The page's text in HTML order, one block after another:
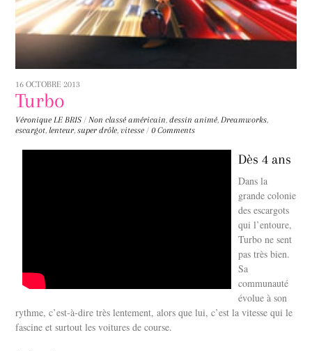
16 OCTOBRE 2013
Turbo
Véronique LE BRIS / Non classé américain,dessin animé, Dreamworks,
escargot,lenteur,super drôle,vitesse / 0 Comments
Dès 4 ans
Dans la
grande colonie
des escargots
qui l’entoure,
Turbo ne sent
pas très bien.
Sa
communauté
évolue à son
rythme, c’est-à-dire très lentement, alors que lui, c’est la vitesse qui le
fascine et surtout les voitures de course.